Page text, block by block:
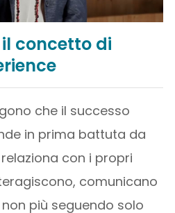
concetto di
che il successo
in prima battuta da
con i propri
comunicano
più seguendo solo